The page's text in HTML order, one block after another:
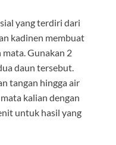
yang terdiri dari
kadinen membuat
Gunakan 2
daun tersebut.
tangan hingga air
kalian dengan
untuk hasil yang